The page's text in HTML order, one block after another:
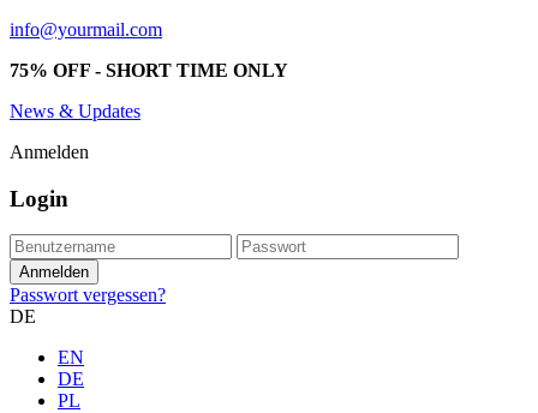
info@yourmail.com
75% OFF - SHORT TIME ONLY
News & Updates
Anmelden
Login
Passwort vergessen?
DE
EN
DE
PL